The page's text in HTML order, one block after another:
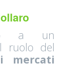
a un
ruolo del
mercati